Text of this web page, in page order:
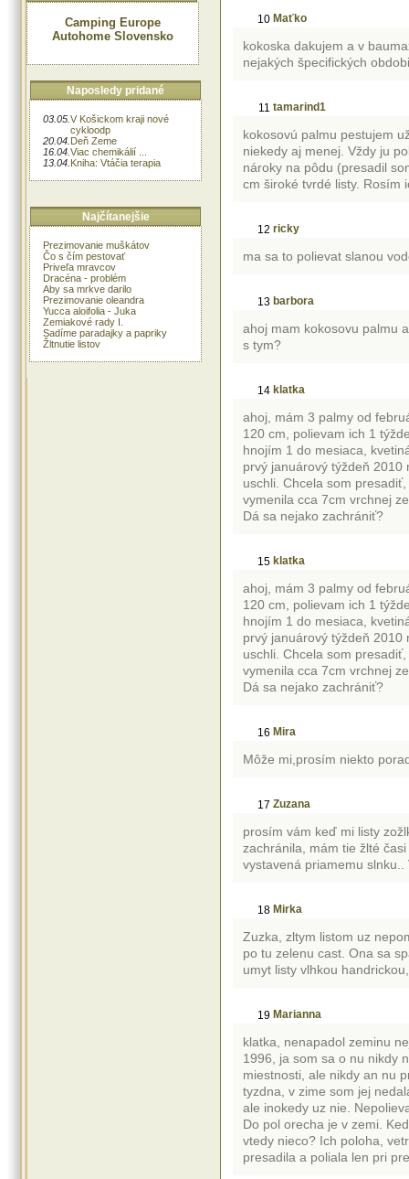
Camping Europe
Autohome Slovensko
Naposledy pridané
03.05. V Košickom kraji nové
cykloodp
20.04. Deň Zeme
16.04. Viac chemikálií ...
13.04. Kniha: Vtáčia terapia
Najčítanejšie
Prezimovanie muškátov
Čo s čím pestovať
Priveľa mravcov
Dracéna - problém
Aby sa mrkve darilo
Prezimovanie oleandra
Yucca aloifolia - Juka
Zemiakové rady I.
Sadíme paradajky a papriky
Žltnutie listov
10 Maťko
kokoska dakujem a v
nejakých špecifických
11 tamarind1
kokosovú palmu pestujem
niekedy aj menej. Vždy ju
nároky na pôdu (presadil
cm široké tvrdé listy. Rosím
12 ricky
ma sa to polievat slanou
13 barbora
ahoj mam kokosovu palmu
s tym?
14 klatka
ahoj, mám 3 palmy od
120 cm, polievam ich 1
hnojím 1 do mesiaca,
prvý januárový týždeň 2010
uschli. Chcela som
vymenila cca 7cm vrchnej
Dá sa nejako zachrániť?
15 klatka
ahoj, mám 3 palmy od
120 cm, polievam ich 1
hnojím 1 do mesiaca,
prvý januárový týždeň 2010
uschli. Chcela som
vymenila cca 7cm vrchnej
Dá sa nejako zachrániť?
16 Mira
Môže mi,prosím niekto
17 Zuzana
prosím vám keď mi listy
zachránila, mám tie žlté
vystavená priamemu
18 Mirka
Zuzka, zltym listom uz
po tu zelenu cast. Ona sa
umyt listy vlhkou
19 Marianna
klatka, nenapadol zeminu
1996, ja som sa o nu nikdy
miestnosti, ale nikdy an nu
tyzdna, v zime som jej
ale inokedy uz nie.
Do pol orecha je v zemi.
vtedy nieco? Ich poloha,
presadila a poliala len pri